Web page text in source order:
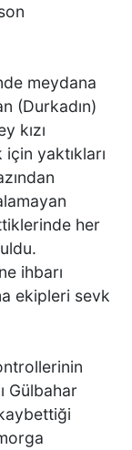
meydana
(Durkadın)
kızı
yaktıkları
her
ihbarı
ekipleri sevk
Gülbahar